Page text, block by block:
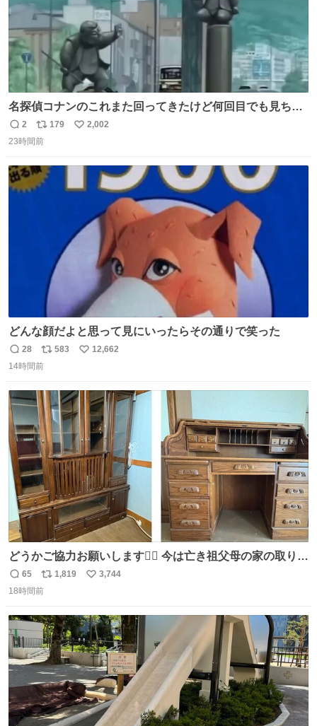
名探偵コナンのこれまた回ってきたけど何回目でも見ちゃ
う魔力あるのよな
返
信
2
リ
ポ
ト
数
179
い
2,002
23時間前
どんな顔だよと思って見にいったらその通りで笑った
返
信
28
リ
ポ
ト
数
583
い
数
12,662
14時間前
どうかご協力お願いします🙇‍♂️ 今は亡き祖父母の家の取り壊
しが決まり、どうしても処分して欲しくない食器棚と机の
引き取り手を探しております この2つは私の祖母が当初一
さで亡くなりましたが、この家具達をとても大切にしてお
りました 続く↓
返
信
65
リ
ポ
ト
数
1,819
い
数
3,744
18時間前